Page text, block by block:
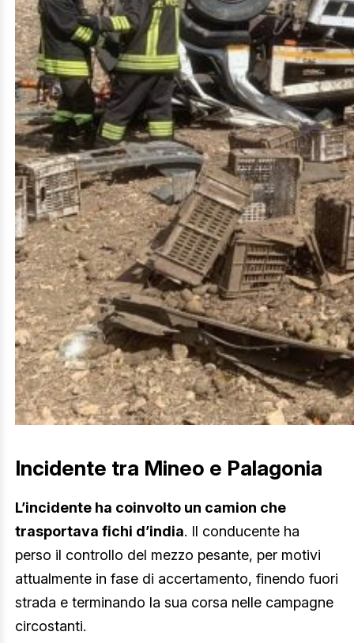
Incidente tra Mineo e Palagonia
L’incidente ha coinvolto un camion che
trasportava fichi d’india. Il conducente ha
perso il controllo del mezzo pesante, per motivi
attualmente in fase di accertamento, finendo fuori
strada e terminando la sua corsa nelle campagne
circostanti.